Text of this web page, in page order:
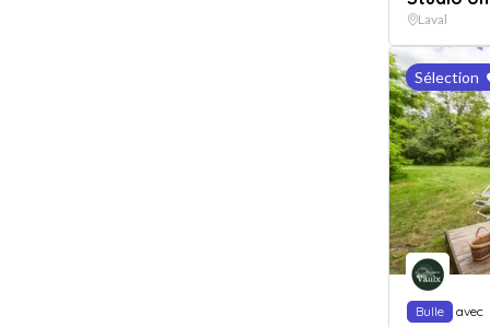
Laval
Sélection
Bulle avec